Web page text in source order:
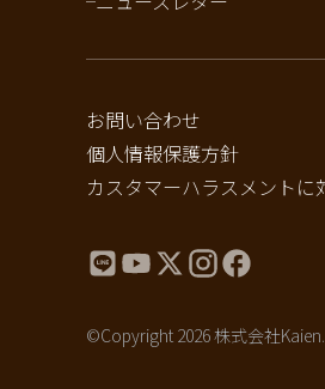
お問い合わせ
個人情報保護方針
カスタマーハラスメントに
©Copyright 2026 株式会社